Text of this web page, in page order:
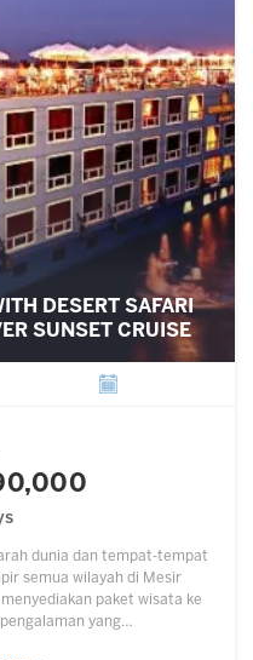
DESERT SAFARI
SUNSET CRUISE
dunia dan tempat-tempat
semua wilayah di Mesir
paket wisata ke
yang…